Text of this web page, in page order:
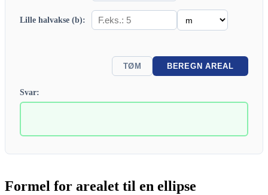
Lille halvakse (b):
TØM BEREGN AREAL
Svar:
Formel for arealet til en ellipse